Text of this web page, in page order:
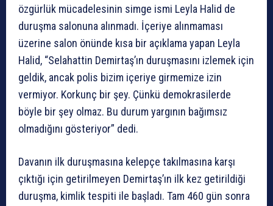
özgürlük mücadelesinin simge ismi Leyla Halid de
duruşma salonuna alınmadı. İçeriye alınmaması
üzerine salon önünde kısa bir açıklama yapan Leyla
Halid, “Selahattin Demirtaş’ın duruşmasını izlemek için
geldik, ancak polis bizim içeriye girmemize izin
vermiyor. Korkunç bir şey. Çünkü demokrasilerde
böyle bir şey olmaz. Bu durum yargının bağımsız
olmadığını gösteriyor” dedi.
Davanın ilk duruşmasına kelepçe takılmasına karşı
çıktığı için getirilmeyen Demirtaş’ın ilk kez getirildiği
duruşma, kimlik tespiti ile başladı. Tam 460 gün sonra